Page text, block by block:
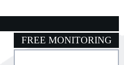
FREE MONITORING